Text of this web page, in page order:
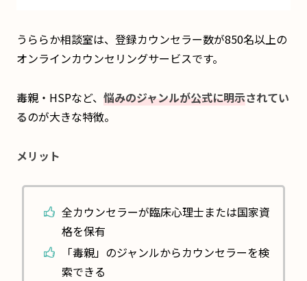
うららか相談室は、登録カウンセラー数が850名以上の
オンラインカウンセリングサービスです。
毒親・HSPなど、 悩みのジャンルが公式に明示されてい
るのが大きな特徴。
メリット
全カウンセラーが臨床心理士または国家資
格を保有
「毒親」のジャンルからカウンセラーを検
索できる